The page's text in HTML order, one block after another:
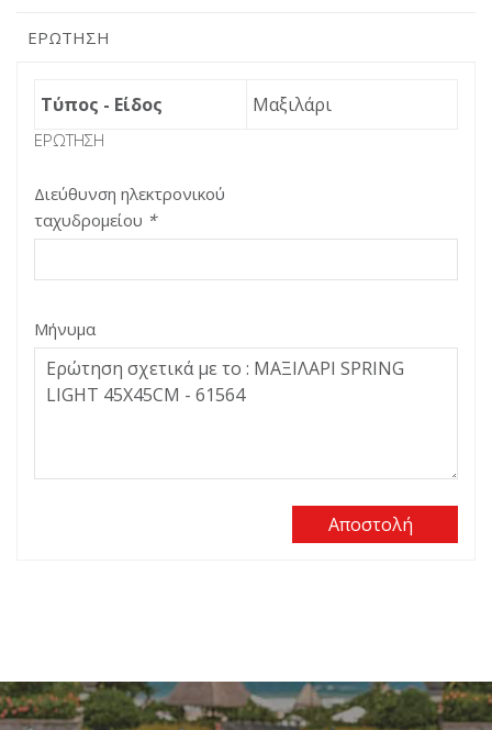
ΕΡΏΤΗΣΗ
Τύπος - Είδος Μαξιλάρι
ΕΡΏΤΗΣΗ
Διεύθυνση ηλεκτρονικού
ταχυδρομείου *
Μήνυμα
Αποστολή